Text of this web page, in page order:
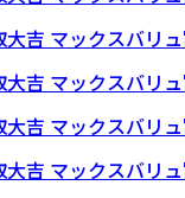
大吉 マックスバリ
大吉 マックスバリ
大吉 マックスバリ
大吉 マックスバリ